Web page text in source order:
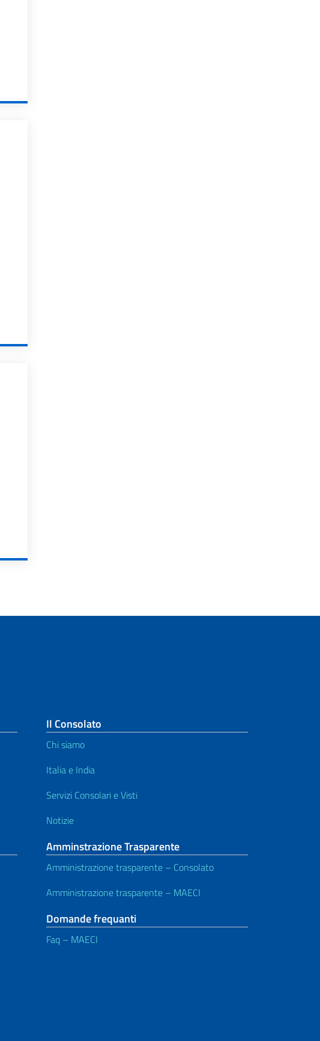
Il Consolato
Chi siamo
Italia e India
Servizi Consolari e Visti
Notizie
Amminstrazione Trasparente
Amministrazione trasparente – Consolato
Amministrazione trasparente – MAECI
Domande frequanti
Faq – MAECI